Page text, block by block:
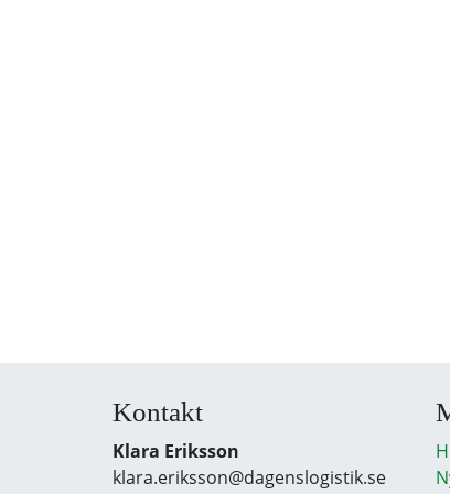
Kontakt
Klara Eriksson
klara.eriksson@dagenslogistik.se